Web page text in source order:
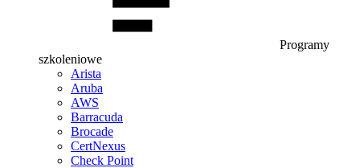
Programy
szkoleniowe
Arista
Aruba
AWS
Barracuda
Brocade
CertNexus
Check Point